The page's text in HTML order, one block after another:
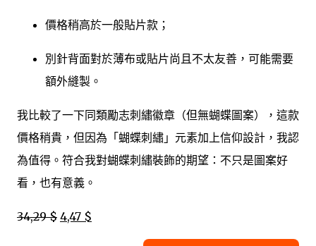
價格稍高於一般貼片款；
別針背面對於薄布或貼片尚且不太友善，可能需要
額外縫製。
我比較了一下同類勵志刺繡徽章（但無蝴蝶圖案），這款
價格稍貴，但因為「蝴蝶刺繡」元素加上信仰設計，我認
為值得。符合我對蝴蝶刺繡裝飾的期望：不只是圖案好
看，也有意義。
34,29 $ 4,47 $